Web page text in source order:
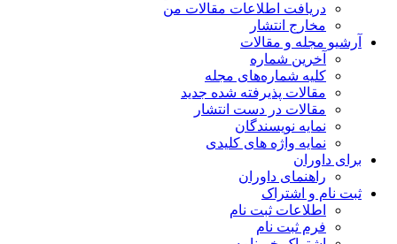
دریافت اطلاعات مقالات من
مخارج انتشار
آرشیو مجله و مقالات
آخرین شماره
کلیه شماره‌های مجله
مقالات پذیرفته شده جدید
مقالات در دست انتشار
نمایه نویسندگان
نمایه واژه های کلیدی
برای داوران
راهنمای داوران
ثبت نام و اشتراک
اطلاعات ثبت نام
فرم ثبت نام